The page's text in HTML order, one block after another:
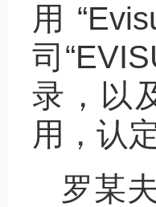
用
司
录，以
用，认
罗某